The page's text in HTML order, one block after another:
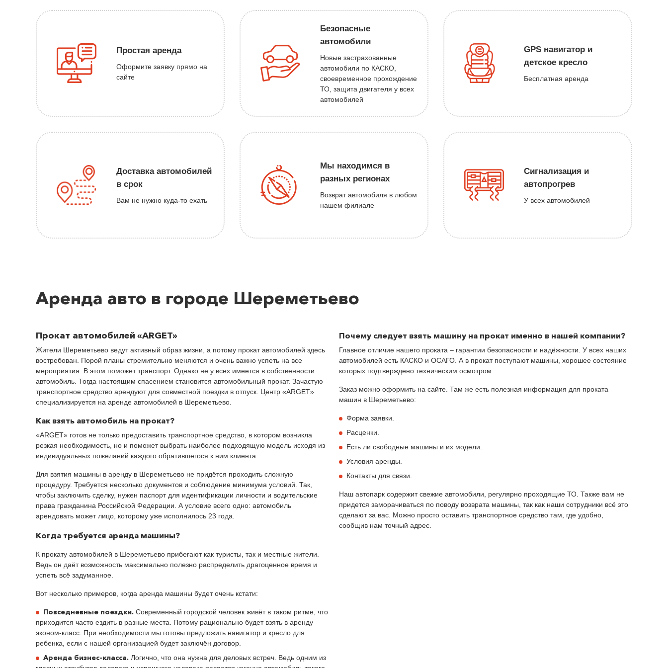
Простая аренда
Оформите заявку прямо на
сайте
Безопасные
автомобили
Новые застрахованные
автомобили по КАСКО,
своевременное прохождение
ТО, защита двигателя у всех
автомобилей
GPS навигатор и
детское кресло
Бесплатная аренда
Доставка автомобилей
в срок
Вам не нужно куда-то ехать
Мы находимся в
разных регионах
Возврат автомобиля в любом
нашем филиале
Сигнализация и
автопрогрев
У всех автомобилей
Аренда авто в городе Шереметьево
Прокат автомобилей «ARGET»
Жители Шереметьево ведут активный образ жизни, а потому прокат автомобилей здесь
востребован. Порой планы стремительно меняются и очень важно успеть на все
мероприятия. В этом поможет транспорт. Однако не у всех имеется в собственности
автомобиль. Тогда настоящим спасением становится автомобильный прокат. Зачастую
транспортное средство арендуют для совместной поездки в отпуск. Центр «ARGET»
специализируется на аренде автомобилей в Шереметьево.
Как взять автомобиль на прокат?
«ARGET» готов не только предоставить транспортное средство, в котором возникла
резкая необходимость, но и поможет выбрать наиболее подходящую модель исходя из
индивидуальных пожеланий каждого обратившегося к ним клиента.
Для взятия машины в аренду в Шереметьево не придётся проходить сложную
процедуру. Требуется несколько документов и соблюдение минимума условий. Так,
чтобы заключить сделку, нужен паспорт для идентификации личности и водительские
права гражданина Российской Федерации. А условие всего одно: автомобиль
арендовать может лицо, которому уже исполнилось 23 года.
Когда требуется аренда машины?
К прокату автомобилей в Шереметьево прибегают как туристы, так и местные жители.
Ведь он даёт возможность максимально полезно распределить драгоценное время и
успеть всё задуманное.
Вот несколько примеров, когда аренда машины будет очень кстати:
Повседневные поездки. Современный городской человек живёт в таком ритме, что
приходится часто ездить в разные места. Потому рационально будет взять в аренду
эконом-класс. При необходимости мы готовы предложить навигатор и кресло для
ребенка, если с нашей организацией будет заключён договор.
Аренда бизнес-класса. Логично, что она нужна для деловых встреч. Ведь одним из
Почему следует взять машину на прокат именно в нашей компании?
Главное отличие нашего проката – гарантии безопасности и надёжности. У всех наших
автомобилей есть КАСКО и ОСАГО. А в прокат поступают машины, хорошее состояние
которых подтверждено техническим осмотром.
Заказ можно оформить на сайте. Там же есть полезная информация для проката
машин в Шереметьево:
Форма заявки.
Расценки.
Есть ли свободные машины и их модели.
Условия аренды.
Контакты для связи.
Наш автопарк содержит свежие автомобили, регулярно проходящие ТО. Также вам не
придется заморачиваться по поводу возврата машины, так как наши сотрудники всё это
сделают за вас. Можно просто оставить транспортное средство там, где удобно,
сообщив нам точный адрес.